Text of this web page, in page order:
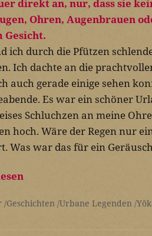
ich durch die Pfützen
Ich dachte an die
auch gerade einige sehen
Es war ein schöner
Schluchzen an meine
hoch. Wäre der Regen nur
Was war das für ein
Geschichten Urbane Legenden